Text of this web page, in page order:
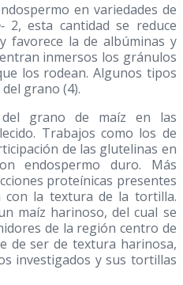
en variedades de
2, esta cantidad se reduce
favorece la de albúminas y
inmersos los gránulos
los rodean. Algunos tipos
grano (4).
del grano de maíz en las
Trabajos como los de
de las glutelinas en
endospermo duro. Más
proteínicas presentes
con la textura de la tortilla.
maíz harinoso, del cual se
de la región centro de
de ser de textura harinosa,
investigados y sus tortillas